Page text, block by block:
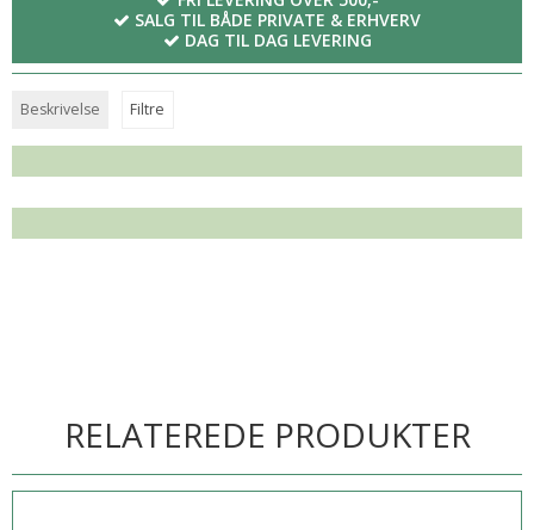
SALG TIL BÅDE PRIVATE & ERHVERV
DAG TIL DAG LEVERING
Beskrivelse Filtre
RELATEREDE PRODUKTER